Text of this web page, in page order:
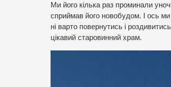
Ми його кілька раз проминали
сприймав його новобудом. І ось
ні варто повернутись і
цікавий старовинний храм.